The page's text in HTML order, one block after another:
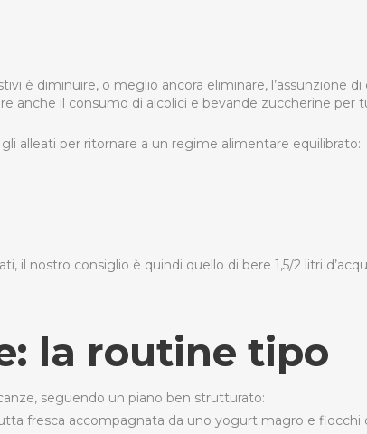
è diminuire, o meglio ancora eliminare, l’assunzione di
anche il consumo di alcolici e bevande zuccherine per
alleati per ritornare a un regime alimentare equilibrato:
il nostro consiglio è quindi quello di bere 1,5/2 litri
la routine tipo
seguendo un piano ben strutturato:
fresca accompagnata da uno yogurt magro e fiocchi